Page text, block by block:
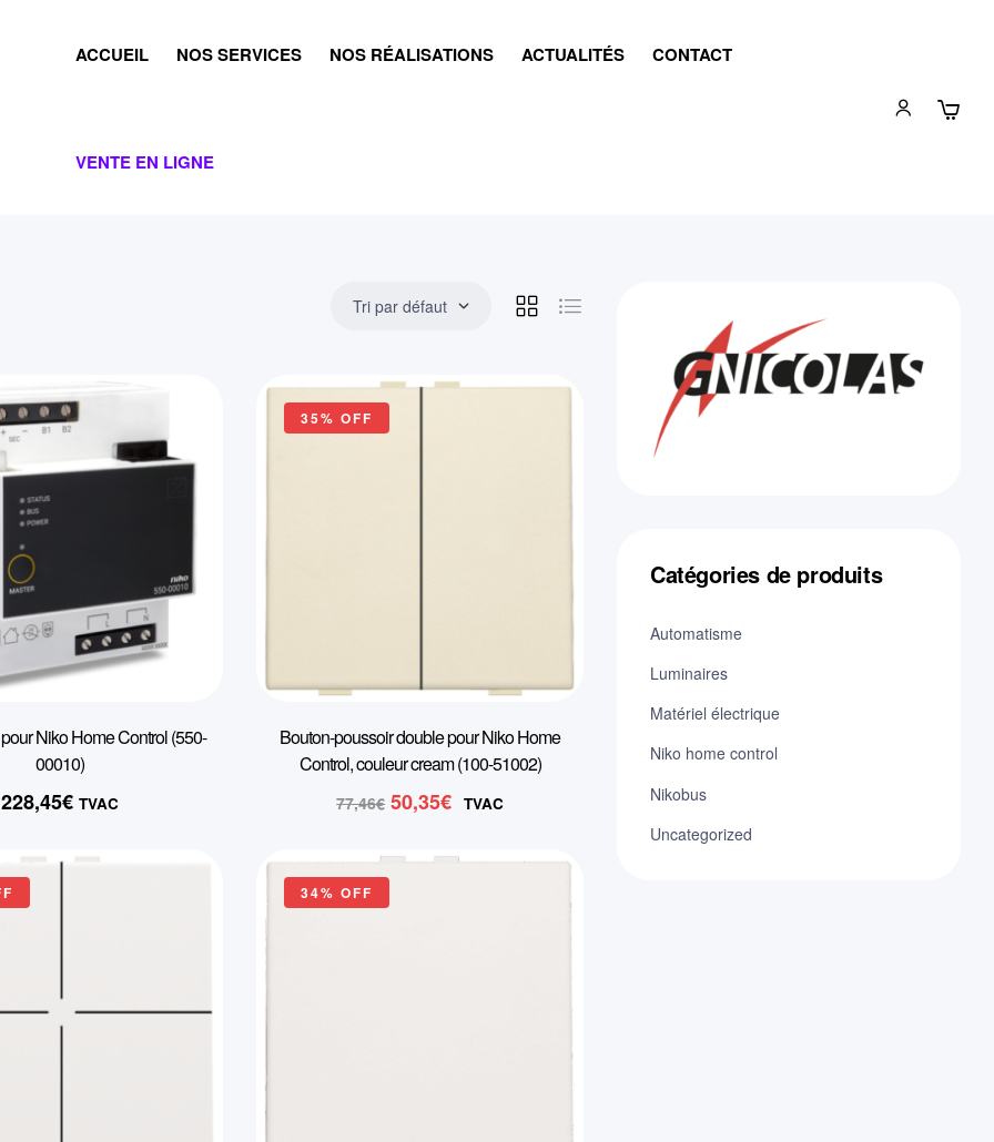
ACCUEIL NOS SERVICES NOS RÉALISATIONS ACTUALITÉS CONTACT
VENTE EN LIGNE
Tri par défaut
Niko Home Control (550-
00010)
228,45€ TVAC
35% OFF
Bouton-poussoir double pour Niko Home
Control, couleur cream (100-51002)
77,46€ Le
initial
50,35€ Le
actuel
TVAC
34% OFF
Catégories de produits
Automatisme
Luminaires
Matériel électrique
Niko home control
Nikobus
Uncategorized